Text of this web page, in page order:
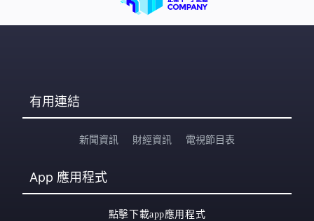
有用連結
新聞資訊 財經資訊 電視節目表
App 應用程式
點擊下載app應用程式